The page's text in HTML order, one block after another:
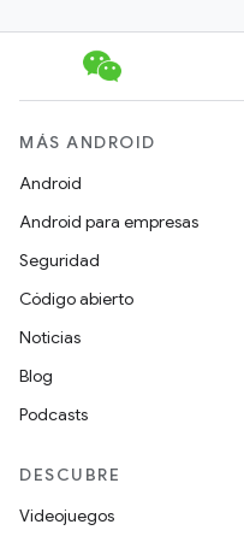
MÁS ANDROID
Android
Android para empresas
Seguridad
Código abierto
Noticias
Blog
Podcasts
DESCUBRE
Videojuegos